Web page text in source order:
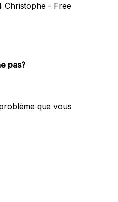
Christophe - Free
pas?
que vous